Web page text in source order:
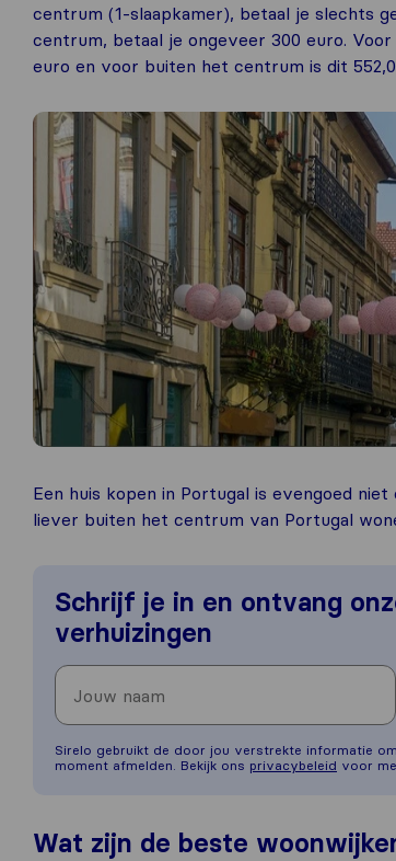
centrum (1-slaapkamer), betaal je slechts
centrum, betaal je ongeveer 300 euro.
euro en voor buiten het centrum is dit
Een huis kopen in Portugal is evengoed
liever buiten het centrum van Portugal
Schrijf je in en ontvang
verhuizingen
Sirelo gebruikt de door jou verstrekte informatie
moment afmelden. Bekijk ons privacybeleid voor
Wat zijn de beste